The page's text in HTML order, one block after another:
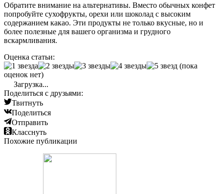
Обратите внимание на альтернативы. Вместо обычных конфет
попробуйте сухофрукты, орехи или шоколад с высоким
содержанием какао. Эти продукты не только вкусные, но и
более полезные для вашего организма и грудного
вскармливания.
Оценка статьи:
(пока
оценок нет)
Загрузка...
Поделиться с друзьями:
Твитнуть
Поделиться
Отправить
Класснуть
Похожие публикации